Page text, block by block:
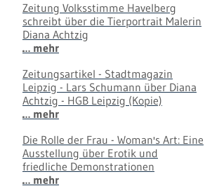
Zeitung Volksstimme Havelberg
schreibt über die Tierportrait Malerin
Diana Achtzig
… mehr
Zeitungsartikel - Stadtmagazin
Leipzig - Lars Schumann über Diana
Achtzig - HGB Leipzig (Kopie)
… mehr
Die Rolle der Frau - Woman's Art: Eine
Ausstellung über Erotik und
friedliche Demonstrationen
… mehr